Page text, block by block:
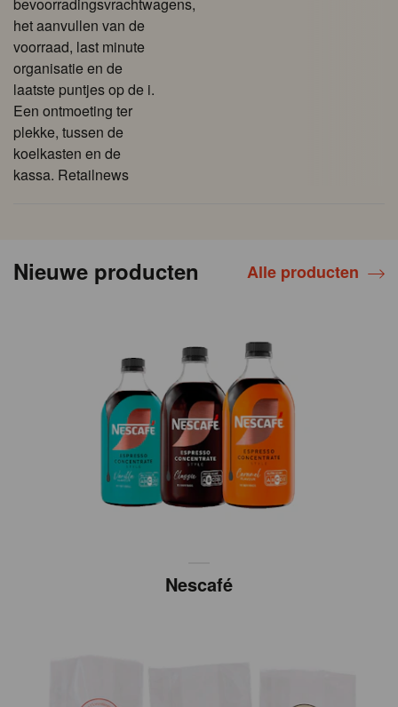
het aanvullen van de
voorraad, last minute
organisatie en de
laatste puntjes op de i.
Een ontmoeting ter
plekke, tussen de
koelkasten en de
kassa. Retailnews
Nieuwe producten Alle producten
Nescafé